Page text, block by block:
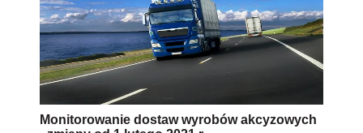
Monitorowanie dostaw wyrobów akcyzowych